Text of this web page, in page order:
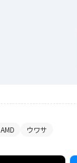
AMD ウワサ